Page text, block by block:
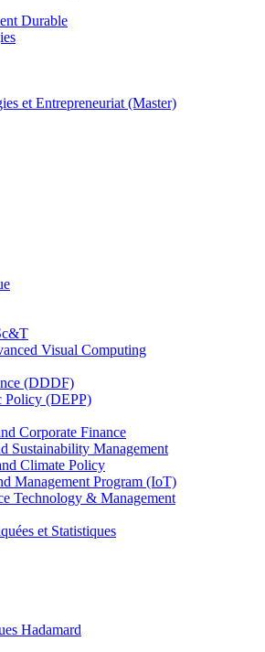
Durable
et Entrepreneuriat (Master)
Visual Computing
(DDDF)
Policy (DEPP)
Corporate Finance
Sustainability Management
Climate Policy
Management Program (IoT)
Technology & Management
et Statistiques
Hadamard